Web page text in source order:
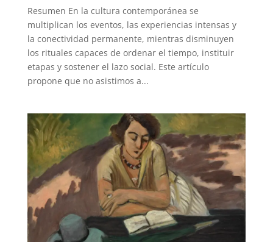
Resumen En la cultura contemporánea se
multiplican los eventos, las experiencias intensas y
la conectividad permanente, mientras disminuyen
los rituales capaces de ordenar el tiempo, instituir
etapas y sostener el lazo social. Este artículo
propone que no asistimos a...